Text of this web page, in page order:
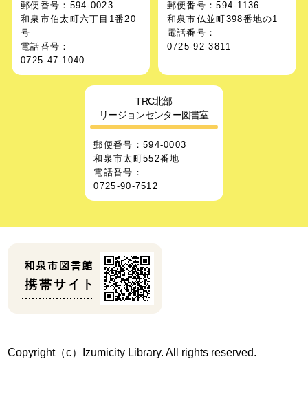
郵便番号：594-0023
和泉市伯太町六丁目1番20
号
電話番号：
0725-47-1040
郵便番号：594-1136
和泉市仏並町398番地の1
電話番号：
0725-92-3811
TRC北部
リージョンセンター図書室
郵便番号：594-0003
和泉市太町552番地
電話番号：
0725-90-7512
Copyright（c）Izumicity Library. All rights reserved.